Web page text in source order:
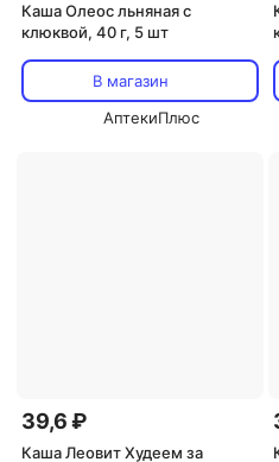
Каша Олеос льняная с
клюквой, 40 г, 5 шт
В магазин
АптекиПлюс
39,6 ₽
Каша Леовит Худеем за